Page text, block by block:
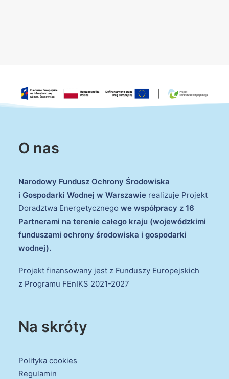
O nas
Narodowy Fundusz Ochrony Środowiska
i Gospodarki Wodnej w Warszawie realizuje Projekt
Doradztwa Energetycznego we współpracy z 16
Partnerami na terenie całego kraju (wojewódzkimi
funduszami ochrony środowiska i gospodarki
wodnej).
Projekt finansowany jest z Funduszy Europejskich
z Programu FEnIKS 2021-2027
Na skróty
Polityka cookies
Regulamin